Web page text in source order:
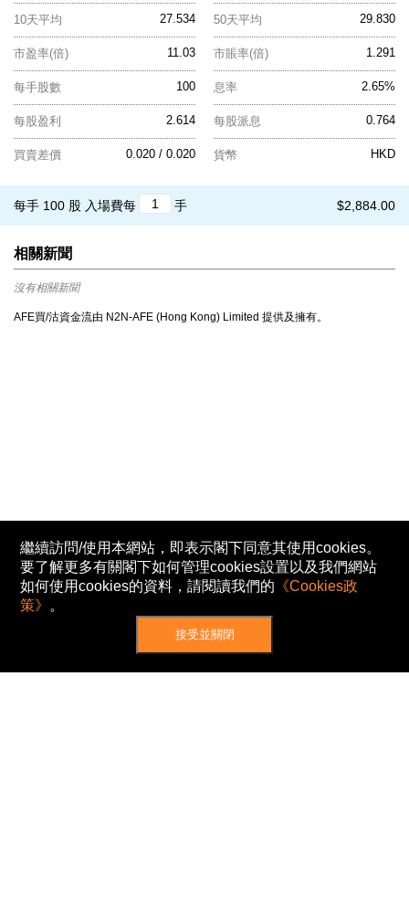
27.534
10天平均 29.830
50天平均
11.03
市盈率(倍) 1.291
市賬率(倍)
100
每手股數 2.65%
息率
2.614
每股盈利 0.764
每股派息
0.020 / 0.020
買賣差價 HKD
貨幣
$2,884.00
每手 100 股 入場費每 手
相關新聞
沒有相關新聞
AFE買/沽資金流由 N2N-AFE (Hong Kong) Limited 提供及擁有。
繼續訪問/使用本網站，即表示閣下同意其使用cookies。
要了解更多有關閣下如何管理cookies設置以及我們網站
如何使用cookies的資料，請閱讀我們的 《Cookies政
策》 。
接受並關閉